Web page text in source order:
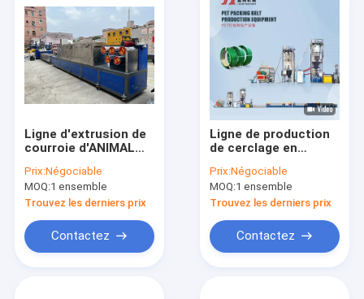
Ligne d'extrusion de
courroie d'ANIMAL
performance avec la
largeur du contrôle
9-32mm de PLC
Prix:Négociable
MOQ:1 ensemble
Trouvez les derniers prix
Contactez
Ligne de production
de cerclage en
haute vitesse
Équipement de
cerclage PET
Capacité d'extrusion
100-600KG/H
Prix:Négociable
MOQ:1 ensemble
Trouvez les derniers prix
Contactez